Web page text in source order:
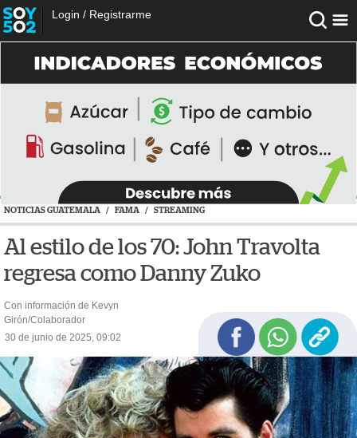
Login / Registrarme
NOTICIAS GUATEMALA / FAMA / STREAMING
Al estilo de los 70: John Travolta
regresa como Danny Zuko
Con información de Kevyn
Girón/Colaborador
30 de junio de 2025, 09:02